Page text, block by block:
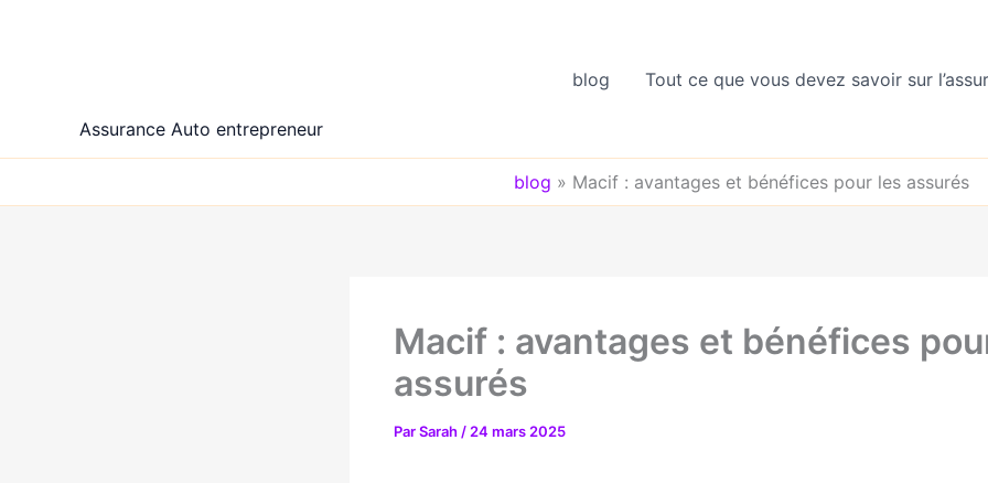
Assurance Auto entrepreneur
blog Tout ce que vous devez savoir sur
blog » Macif : avantages et bénéfices pour les assurés
Macif : avantages et bénéfices
assurés
ParSarah / 24 mars 2025